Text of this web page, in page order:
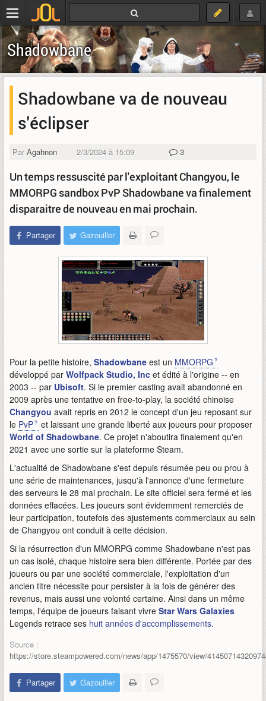
Shadowbane
Shadowbane va de nouveau
s'éclipser
Par Agahnon 2/3/2024 à 15:09 3
Un temps ressuscité par l'exploitant Changyou, le
MMORPG sandbox PvP Shadowbane va finalement
disparaitre de nouveau en mai prochain.
Partager Gazouiller
Pour la petite histoire, Shadowbane est un MMORPG
développé par Wolfpack Studio, Inc et édité à l'origine -- en
2003 -- par Ubisoft. Si le premier casting avait abandonné en
2009 après une tentative en free-to-play, la société chinoise
Changyou avait repris en 2012 le concept d'un jeu reposant sur
le PvP
et laissant une grande liberté aux joueurs pour proposer
World of Shadowbane. Ce projet n'aboutira finalement qu'en
2021 avec une sortie sur la plateforme Steam.
L'actualité de Shadowbane s'est depuis résumée peu ou prou à
une série de maintenances, jusqu'à l'annonce d'une fermeture
des serveurs le 28 mai prochain. Le site officiel sera fermé et les
données effacées. Les joueurs sont évidemment remerciés de
leur participation, toutefois des ajustements commerciaux au sein
de Changyou ont conduit à cette décision.
Si la résurrection d'un MMORPG comme Shadowbane n'est pas
un cas isolé, chaque histoire sera bien différente. Portée par des
joueurs ou par une société commerciale, l'exploitation d'un
ancien titre nécessite pour persister à la fois de générer des
revenus, mais aussi une volonté certaine. Ainsi dans un même
temps, l'équipe de joueurs faisant vivre Star Wars Galaxies
Legends retrace ses huit années d'accomplissements.
Source :
https://store.steampowered.com/news/app/1475570/view/
Partager Gazouiller